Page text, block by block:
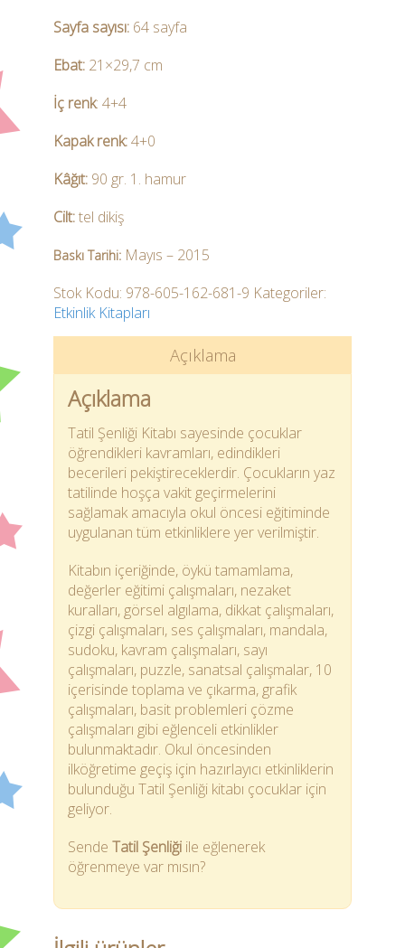
Sayfa sayısı: 64 sayfa
Ebat: 21×29,7 cm
İç renk: 4+4
Kapak renk:4+0
Kâğıt: 90 gr. 1. hamur
Cilt:tel dikiş
Baskı Tarihi: Mayıs – 2015
Stok Kodu: 978-605-162-681-9 Kategoriler:
Etkinlik Kitapları
Açıklama
Açıklama
Tatil Şenliği Kitabı sayesinde çocuklar
öğrendikleri kavramları, edindikleri
becerileri pekiştireceklerdir. Çocukların yaz
tatilinde hoşça vakit geçirmelerini
sağlamak amacıyla okul öncesi eğitiminde
uygulanan tüm etkinliklere yer verilmiştir.
Kitabın içeriğinde, öykü tamamlama,
değerler eğitimi çalışmaları, nezaket
kuralları, görsel algılama, dikkat çalışmaları,
çizgi çalışmaları, ses çalışmaları, mandala,
sudoku, kavram çalışmaları, sayı
çalışmaları, puzzle, sanatsal çalışmalar, 10
içerisinde toplama ve çıkarma, grafik
çalışmaları, basit problemleri çözme
çalışmaları gibi eğlenceli etkinlikler
bulunmaktadır. Okul öncesinden
ilköğretime geçiş için hazırlayıcı etkinliklerin
bulunduğu Tatil Şenliği kitabı çocuklar için
geliyor.
Sende Tatil Şenliği ile eğlenerek
öğrenmeye var mısın?